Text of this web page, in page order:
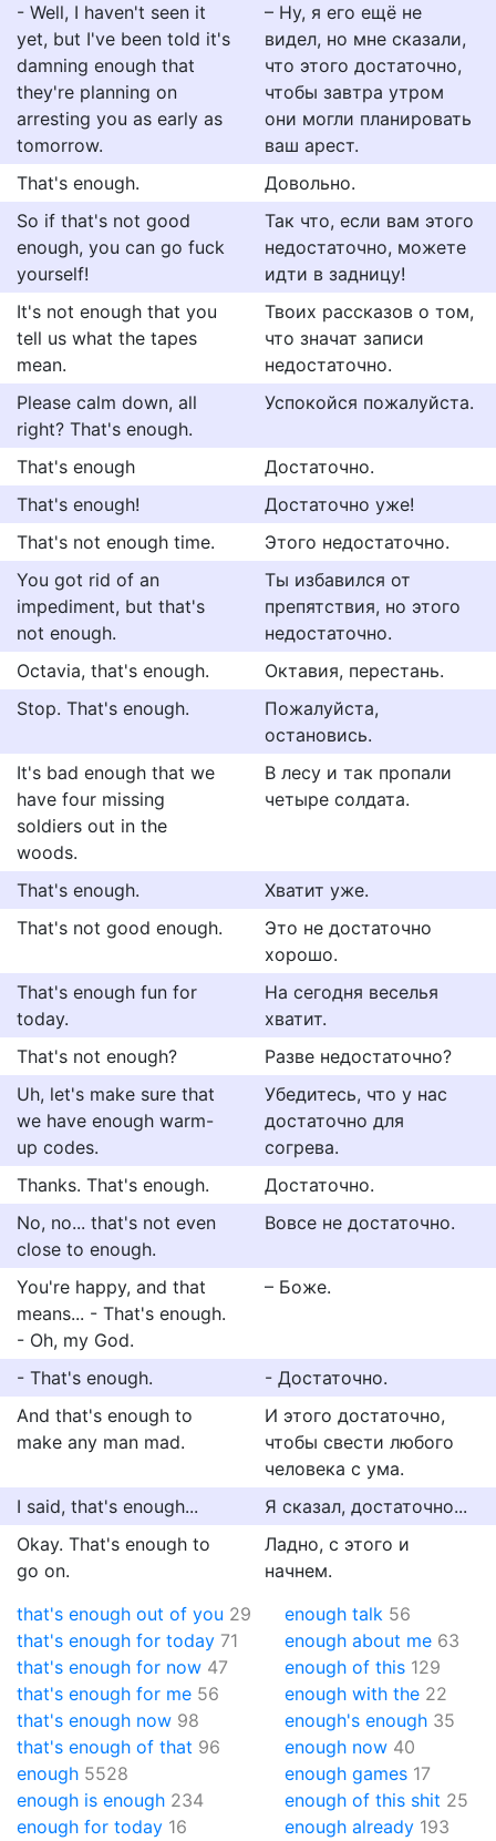
- Well, I haven't seen it
yet, but I've been told it's
damning enough that
they're planning on
arresting you as early as
tomorrow.
– Ну, я его ещё не
видел, но мне сказали,
что этого достаточно,
чтобы завтра утром
они могли планировать
ваш арест.
That's enough.
Довольно.
So if that's not good
enough, you can go fuck
yourself!
Так что, если вам этого
недостаточно, можете
идти в задницу!
It's not enough that you
tell us what the tapes
mean.
Твоих рассказов о том,
что значат записи
недостаточно.
Please calm down, all
right? That's enough.
Успокойся пожалуйста.
That's enough
Достаточно.
That's enough!
Достаточно уже!
That's not enough time.
Этого недостаточно.
You got rid of an
impediment, but that's
not enough.
Ты избавился от
препятствия, но этого
недостаточно.
Octavia, that's enough.
Октавия, перестань.
Stop. That's enough.
Пожалуйста,
остановись.
It's bad enough that we
have four missing
soldiers out in the
woods.
В лесу и так пропали
четыре солдата.
That's enough.
Хватит уже.
That's not good enough.
Это не достаточно
хорошо.
That's enough fun for
today.
На сегодня веселья
хватит.
That's not enough?
Разве недостаточно?
Uh, let's make sure that
we have enough warm-
up codes.
Убедитесь, что у нас
достаточно для
согрева.
Thanks. That's enough.
Достаточно.
No, no... that's not even
close to enough.
Вовсе не достаточно.
You're happy, and that
means... - That's enough.
- Oh, my God.
– Боже.
- That's enough.
- Достаточно.
And that's enough to
make any man mad.
И этого достаточно,
чтобы свести любого
человека с ума.
I said, that's enough...
Я сказал, достаточно...
Okay. That's enough to
go on.
Ладно, с этого и
начнем.
that's enough out of you 29
that's enough for today 71
that's enough for now 47
that's enough for me 56
that's enough now 98
that's enough of that 96
enough 5528
enough is enough 234
enough for today 16
enough talk 56
enough about me 63
enough of this 129
enough with the 22
enough's enough 35
enough now 40
enough games 17
enough of this shit 25
enough already 193